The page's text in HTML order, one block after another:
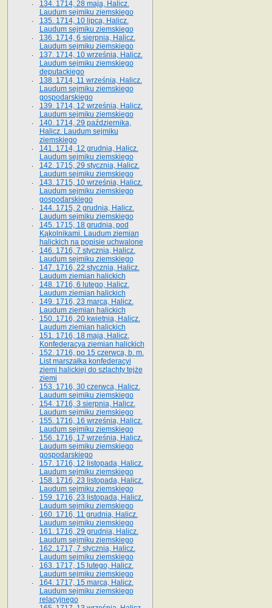
134. 1714, 28 maja, Halicz.
Laudum sejmiku ziemskiego
135. 1714, 10 lipca, Halicz.
Laudum sejmiku ziemskiego
136. 1714, 6 sierpnia, Halicz.
Laudum sejmiku ziemskiego
137. 1714, 10 września, Halicz.
Laudum sejmiku ziemskiego
deputackiego
138. 1714, 11 września, Halicz.
Laudum sejmiku ziemskiego
gospodarskiego
139. 1714, 12 września, Halicz.
Laudum sejmiku ziemskiego
140. 1714, 29 października,
Halicz. Laudum sejmiku
ziemskiego
141. 1714, 12 grudnia, Halicz.
Laudum sejmiku ziemskiego
142. 1715, 29 stycznia, Halicz.
Laudum sejmiku ziemskiego
143. 1715, 10 września, Halicz.
Laudum sejmiku ziemskiego
gospodarskiego
144. 1715, 2 grudnia, Halicz.
Laudum sejmiku ziemskiego
145. 1715, 18 grudnia, pod
Kąkolnikami. Laudum ziemian
halickich na popisie uchwalone
146. 1716, 7 stycznia, Halicz.
Laudum sejmiku ziemskiego
147. 1716, 22 stycznia, Halicz.
Laudum ziemian halickich
148. 1716, 6 lutego, Halicz.
Laudum ziemian halickich
149. 1716, 23 marca, Halicz.
Laudum ziemian halickich
150. 1716, 20 kwietnia, Halicz.
Laudum ziemian halickich
151. 1716, 18 maja, Halicz.
Konfederacya ziemian halickich
152. 1716, po 15 czerwca, b. m.
List marszałka konfederacyi
ziemi halickiej do szlachty tejże
ziemi
153. 1716, 30 czerwca, Halicz.
Laudum sejmiku ziemskiego
154. 1716, 3 sierpnia, Halicz.
Laudum sejmiku ziemskiego
155. 1716, 16 września, Halicz.
Laudum sejmiku ziemskiego
156. 1716, 17 września, Halicz.
Laudum sejmiku ziemskiego
gospodarskiego
157. 1716, 12 listopada, Halicz.
Laudum sejmiku ziemskiego
158. 1716, 23 listopada, Halicz.
Laudum sejmiku ziemskiego
159. 1716, 23 listopada, Halicz.
Laudum sejmiku ziemskiego
160. 1716, 11 grudnia, Halicz.
Laudum sejmiku ziemskiego
161. 1716, 29 grudnia, Halicz.
Laudum sejmiku ziemskiego
162. 1717, 7 stycznia, Halicz.
Laudum sejmiku ziemskiego
163. 1717, 15 lutego, Halicz.
Laudum sejmiku ziemskiego
164. 1717, 15 marca, Halicz.
Laudum sejmiku ziemskiego
relacyjnego